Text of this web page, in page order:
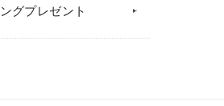
グプレゼント